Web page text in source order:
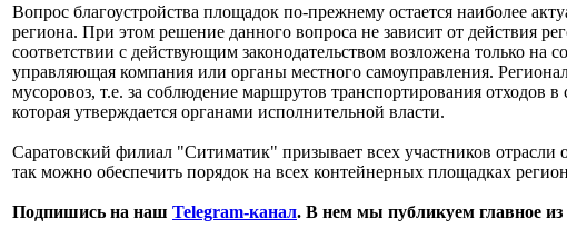
Вопрос благоустройства площадок по-прежнему остается наиболее
региона. При этом решение данного вопроса не зависит от действия
соответствии с действующим законодательством возложена только на
управляющая компания или органы местного самоуправления.
мусоровоз, т.е. за соблюдение маршрутов транспортирования отходов
которая утверждается органами исполнительной власти.
Саратовский филиал "Ситиматик" призывает всех участников
так можно обеспечить порядок на всех контейнерных площадках
Подпишись на наш Telegram-канал. В нем мы публикуем главное